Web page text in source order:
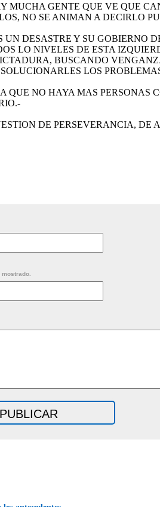
MUCHA GENTE QUE VE QUE
NO SE ANIMAN A DECIRLO
DESASTRE Y SU GOBIERNO
LO NIVELES DE ESTA
BUSCANDO
LOS
QUE NO HAYA MAS PERSONAS
DE PERSEVERANCIA, DE